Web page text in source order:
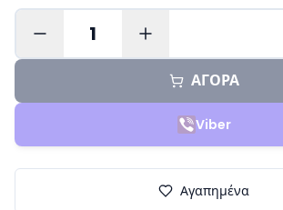
1
ΑΓΟΡΑ
Viber
Αγαπημένα